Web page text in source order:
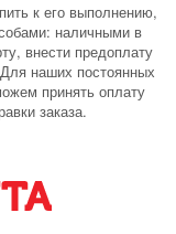
к его выполнению,
наличными в
внести предоплату
наших постоянных
принять оплату
заказа.